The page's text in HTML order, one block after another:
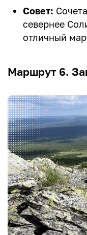
Совет:
севернее
отличный
Маршрут 6.